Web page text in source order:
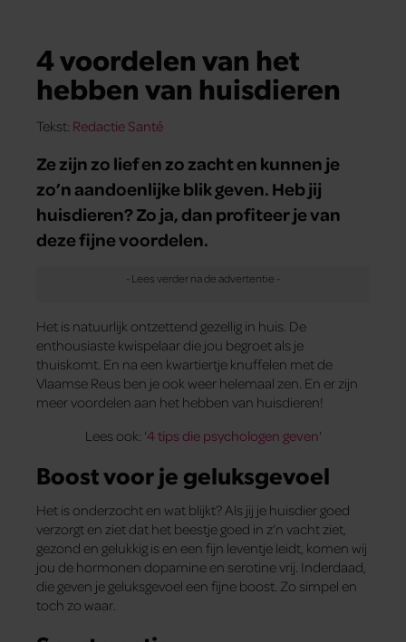
4 voordelen van het
hebben van huisdieren
Tekst: Redactie Santé
Ze zijn zo lief en zo zacht en kunnen je
zo’n aandoenlijke blik geven. Heb jij
huisdieren? Zo ja, dan profiteer je van
deze fijne voordelen.
Het is natuurlijk ontzettend gezellig in huis. De
enthousiaste kwispelaar die jou begroet als je
thuiskomt. En na een kwartiertje knuffelen met de
Vlaamse Reus ben je ook weer helemaal zen. En er zijn
meer voordelen aan het hebben van huisdieren!
Lees ook: ‘4 tips die psychologen geven‘
Boost voor je geluksgevoel
Het is onderzocht en wat blijkt? Als jij je huisdier goed
verzorgt en ziet dat het beestje goed in z’n vacht ziet,
gezond en gelukkig is en een fijn leventje leidt, komen wij
jou de hormonen dopamine en serotine vrij. Inderdaad,
die geven je geluksgevoel een fijne boost. Zo simpel en
toch zo waar.